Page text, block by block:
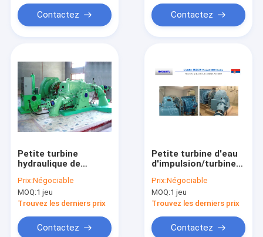
Contactez
inoxydable
Contactez
Petite turbine
hydraulique de
turbine
d'impulsion/eau de
Turgo avec le
inoxydable
Prix:Négociable
MOQ:1 jeu
Trouvez les derniers prix
Contactez
Petite turbine d'eau
d'impulsion/turbine
turbine avec le
générateur et le
régulateur de vitesse
Prix:Négociable
MOQ:1 jeu
Trouvez les derniers prix
Contactez